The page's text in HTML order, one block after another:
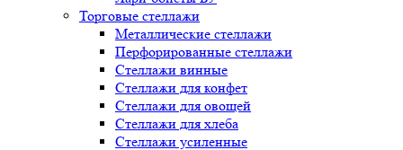
Торговые стеллажи
Металлические стеллажи
Перфорированные стеллажи
Стеллажи винные
Стеллажи для конфет
Стеллажи для овощей
Стеллажи для хлеба
Стеллажи усиленные